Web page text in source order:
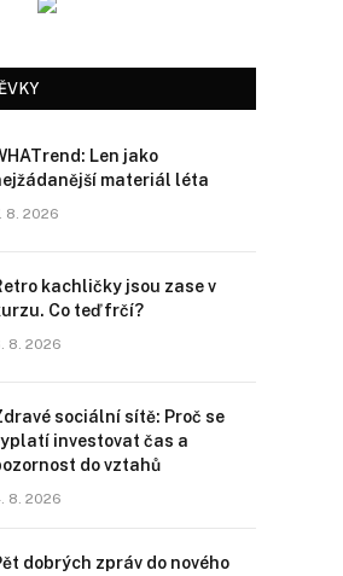
Len jako
materiál léta
8. 2026
kachličky jsou zase v
Co teď frčí?
8. 2026
sociální sítě: Proč se
investovat čas a
do vztahů
8. 2026
dobrých zpráv do nového